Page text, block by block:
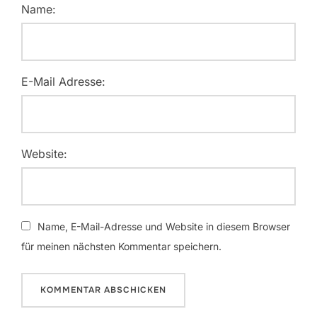
Name:
E-Mail Adresse:
Website:
Name, E-Mail-Adresse und Website in diesem Browser
für meinen nächsten Kommentar speichern.